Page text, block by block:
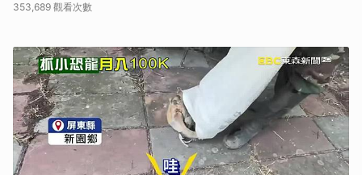
353,689 觀看次數